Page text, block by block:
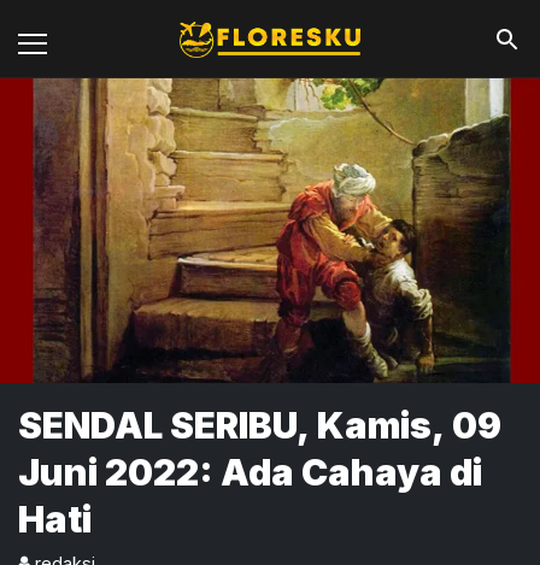
SENDAL SERIBU, Kamis, 09
Juni 2022: Ada Cahaya di
Hati